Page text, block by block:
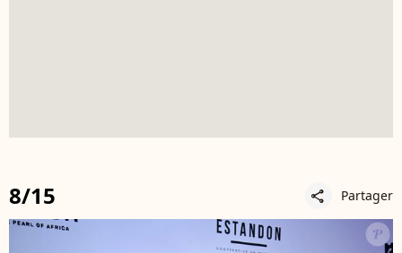
8/15 share Partager